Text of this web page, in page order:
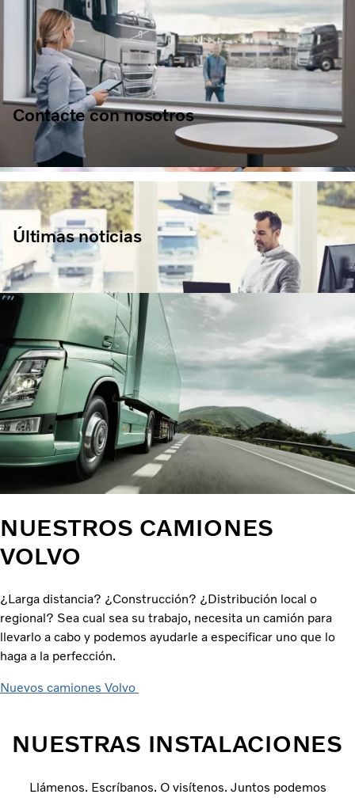
Contacte con nosotros
Últimas noticias
NUESTROS CAMIONES
VOLVO
¿Larga distancia? ¿Construcción? ¿Distribución local o
regional? Sea cual sea su trabajo, necesita un camión para
llevarlo a cabo y podemos ayudarle a especificar uno que lo
haga a la perfección.
Nuevos camiones Volvo
NUESTRAS INSTALACIONES
Llámenos. Escríbanos. O visítenos. Juntos podemos